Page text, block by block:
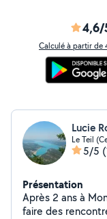
4,6/
Calculé à partir de
Lucie
Le Teil
5/5
Présentation
Après 2 ans à
faire des